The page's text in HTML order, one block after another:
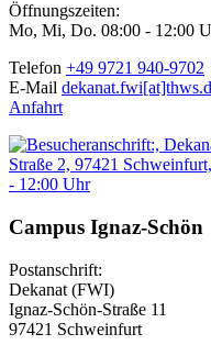
Öffnungszeiten:
Mo, Mi, Do. 08:00 - 12:00
Telefon +49 9721 940-9702
E-Mail
Anfahrt
Campus Ignaz-Schön
Postanschrift:
Dekanat (FWI)
Ignaz-Schön-Straße 11
97421 Schweinfurt